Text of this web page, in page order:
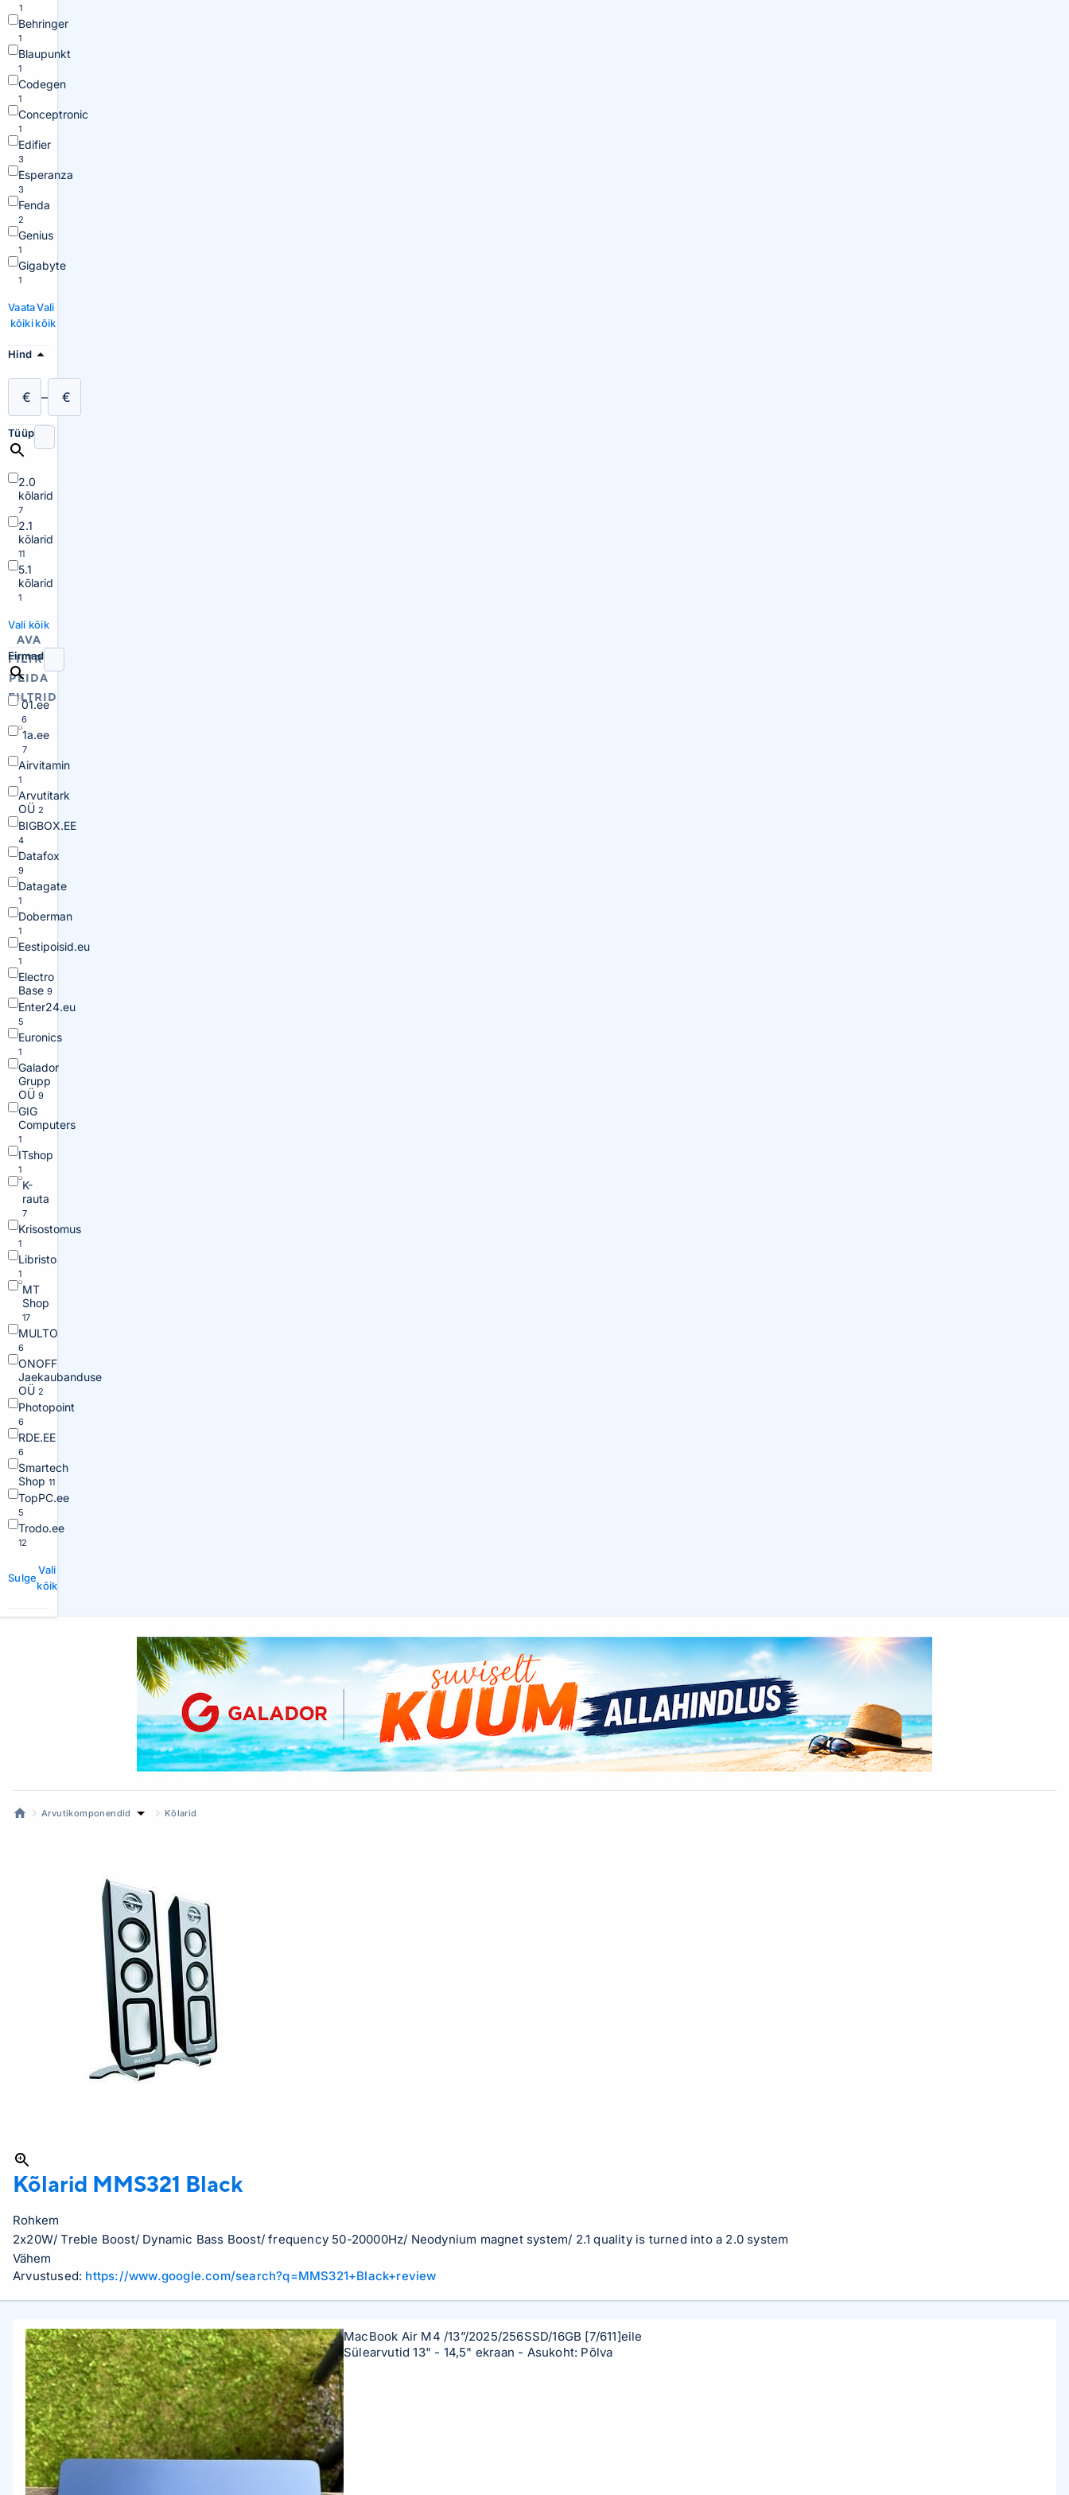
AVA
FILTRID
PEIDA
FILTRID
1
Behringer
1
Blaupunkt
1
Codegen
1
Conceptronic
1
Edifier
3
Esperanza
3
Fenda
2
Genius
1
Gigabyte
1
Vaata
kõiki
Vali
kõik
Hind
€ – €
Tüüp
2.0
kõlarid
7
2.1
kõlarid
11
5.1
kõlarid
1
Vali kõik
Firmad
01.ee
6
1a.ee
7
Airvitamin
1
Arvutitark
OÜ 2
BIGBOX.EE
4
Datafox
9
Datagate
1
Doberman
1
Eestipoisid.eu
1
Electro
Base 9
Enter24.eu
5
Euronics
1
Galador
Grupp
OÜ 9
GIG
Computers
1
ITshop
1
K-
rauta
7
Krisostomus
1
Libristo
1
MT
Shop
17
MULTO
6
ONOFF
Jaekaubanduse
OÜ 2
Photopoint
6
RDE.EE
6
Smartech
Shop 11
TopPC.ee
5
Trodo.ee
12
Sulge
Vali
kõik
Arvutikomponendid Kõlarid
Kõlarid MMS321 Black
Rohkem
2x20W/ Treble Boost/ Dynamic Bass Boost/ frequency 50-20000Hz/ Neodynium magnet system/ 2.1 quality is turned into a 2.0 system
Vähem
Arvustused: https://www.google.com/search?q=MMS321+Black+review
MacBook Air M4 /13”/2025/256SSD/16GB [7/611]
Sülearvutid 13" - 14,5" ekraan - Asukoht: Põlva
eile